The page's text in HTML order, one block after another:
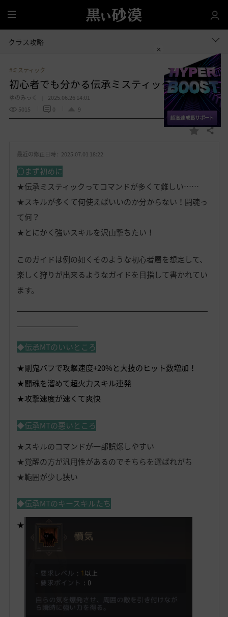
全
体
クラス攻略
#ミスティック
初心者でも分かる伝承ミスティックPvEガイド
ゆのみっく
2025.06.26 14:01
5015
0 9
お
り
共有する
最近の修正日時 : 2025.07.01 18:22
〇まず初めに
★伝承ミスティックってコマンドが多くて難しい……
★スキルが多くて何使えばいいのか分からない！闘魂っ
て何？
★とにかく強いスキルを沢山撃ちたい！
このガイドは例の如くそのような初心者層を想定して、
楽しく狩りが出来るようなガイドを目指して書かれてい
ます。
―――――――――――――――――――――――――
――――――――
◆伝承MTのいいところ
★剛鬼バフで攻撃速度+20%と大技のヒット数増加！
★闘魂を溜めて超火力スキル連発
★攻撃速度が速くて爽快
◆伝承MTの悪いところ
★スキルのコマンドが一部誤爆しやすい
★覚醒の方が汎用性があるのでそちらを選ばれがち
★範囲が少し狭い
◆伝承MTのキースキルたち
★